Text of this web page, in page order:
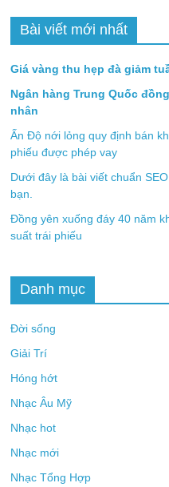
Bài viết mới nhất
Giá vàng thu hẹp đà giảm
Ngân hàng Trung Quốc
nhân
Ấn Độ nới lỏng quy định bán
phiếu được phép vay
Dưới đây là bài viết chuẩn
bạn.
Đồng yên xuống đáy 40 năm
suất trái phiếu
Danh mục
Đời sống
Giải Trí
Hóng hớt
Nhạc Âu Mỹ
Nhạc hot
Nhạc mới
Nhạc Tổng Hợp